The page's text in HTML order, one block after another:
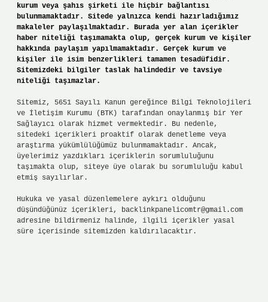
kurum veya şahıs şirketi ile hiçbir bağlantısı
bulunmamaktadır. Sitede yalnızca kendi hazırladığımız
makaleler paylaşılmaktadır. Burada yer alan içerikler
haber niteliği taşımamakta olup, gerçek kurum ve kişiler
hakkında paylaşım yapılmamaktadır. Gerçek kurum ve
kişiler ile isim benzerlikleri tamamen tesadüfidir.
Sitemizdeki bilgiler taslak halindedir ve tavsiye
niteliği taşımazlar.
Sitemiz, 5651 Sayılı Kanun gereğince Bilgi Teknolojileri
ve İletişim Kurumu (BTK) tarafından onaylanmış bir Yer
Sağlayıcı olarak hizmet vermektedir. Bu nedenle,
sitedeki içerikleri proaktif olarak denetleme veya
araştırma yükümlülüğümüz bulunmamaktadır. Ancak,
üyelerimiz yazdıkları içeriklerin sorumluluğunu
taşımakta olup, siteye üye olarak bu sorumluluğu kabul
etmiş sayılırlar.
Hukuka ve yasal düzenlemelere aykırı olduğunu
düşündüğünüz içerikleri, backlinkpanelicomtr@gmail.com
adresine bildirmeniz halinde, ilgili içerikler yasal
süre içerisinde sitemizden kaldırılacaktır.